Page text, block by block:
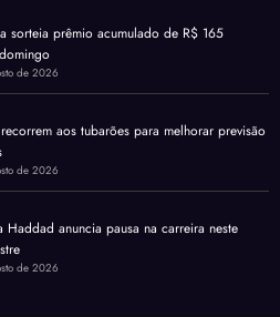
sorteia prêmio acumulado de R$ 165
de 2026
aos tubarões para melhorar previsão
de 2026
Haddad anuncia pausa na carreira neste
de 2026